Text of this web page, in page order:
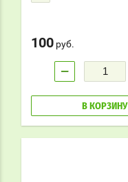
100 руб.
−
В КОРЗИНУ